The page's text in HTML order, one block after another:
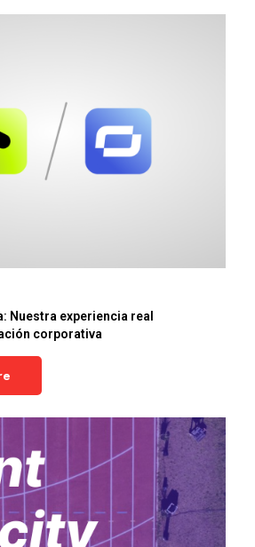
Nuestra experiencia real
corporativa